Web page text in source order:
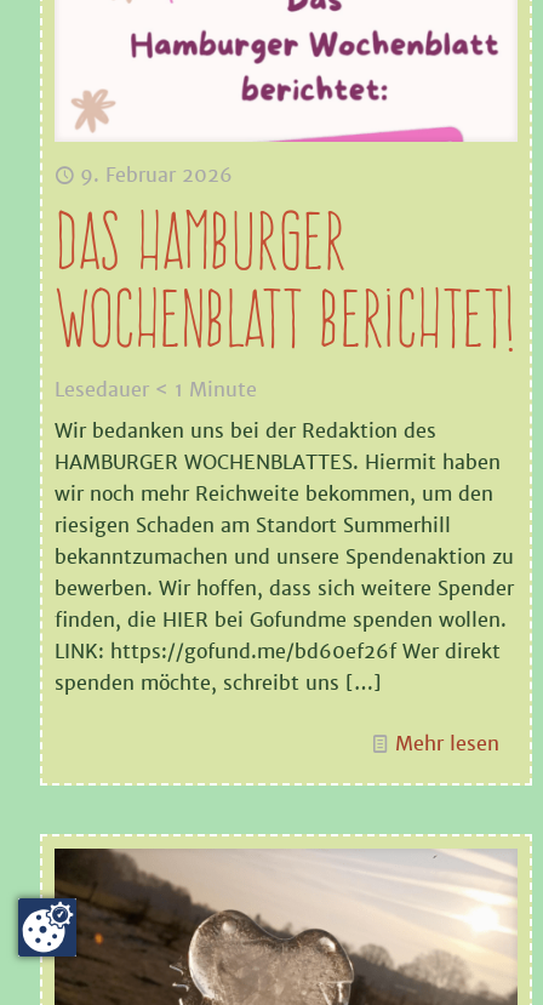
9. Februar 2026
Das Hamburger
Wochenblatt berichtet!
Lesedauer < 1 Minute
Wir bedanken uns bei der Redaktion des
HAMBURGER WOCHENBLATTES. Hiermit haben
wir noch mehr Reichweite bekommen, um den
riesigen Schaden am Standort Summerhill
bekanntzumachen und unsere Spendenaktion zu
bewerben. Wir hoffen, dass sich weitere Spender
finden, die HIER bei Gofundme spenden wollen.
LINK: https://gofund.me/bd60ef26f Wer direkt
spenden möchte, schreibt uns […]
Mehr lesen